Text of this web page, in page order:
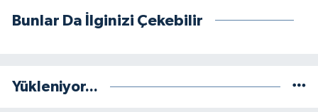
Bunlar Da İlginizi Çekebilir
Yükleniyor...